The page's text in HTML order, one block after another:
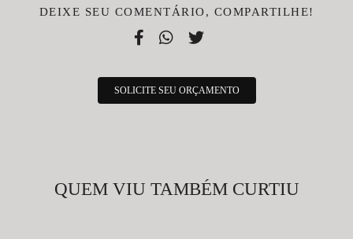
DEIXE SEU COMENTÁRIO, COMPARTILHE!
SOLICITE SEU ORÇAMENTO
QUEM VIU TAMBÉM CURTIU